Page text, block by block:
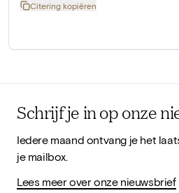
Citering kopiëren
Schrijf je in op onze
Iedere maand ontvang je het
je mailbox.
Lees meer over onze nieuwsbrief